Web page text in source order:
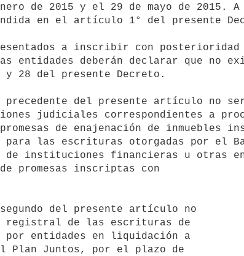
de 2015 y el 29 de mayo de 2015.
en el artículo 1° del presente
deberán declarar que no
28 del presente Decreto.
judiciales correspondientes a
de enajenación de inmuebles
para las escrituras otorgadas por el
de instituciones financieras u otras
promesas inscriptas con
registral de las escrituras de
por entidades en liquidación a
Plan Juntos, por el plazo de